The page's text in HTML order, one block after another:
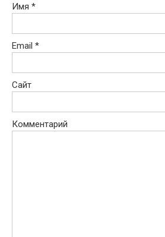
Имя *
Email *
Сайт
Комментарий